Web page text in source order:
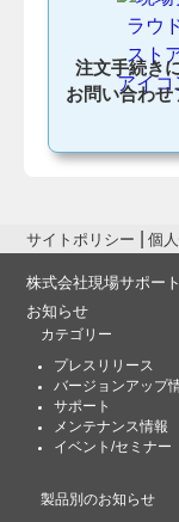
注文手続き
お問い合わせ
サイトポリシー 個
株式会社現場サポー
お知らせ
カテゴリー
プレスリリース
バージョンアップ
サポート
メンテナンス情報
イベント/セミナー
製品別のお知らせ